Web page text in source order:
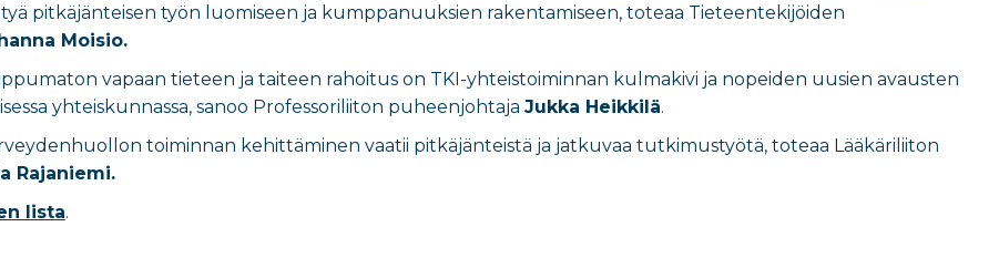
pitkäjänteisen työn luomiseen ja kumppanuuksien rakentamiseen, toteaa Tieteentekijöiden
Moisio.
vapaan tieteen ja taiteen rahoitus on TKI-yhteistoiminnan kulmakivi ja nopeiden uusien avausten
yhteiskunnassa, sanoo Professoriliiton puheenjohtaja Jukka Heikkilä.
toiminnan kehittäminen vaatii pitkäjänteistä ja jatkuvaa tutkimustyötä, toteaa Lääkäriliiton
Rajaniemi.
lista.